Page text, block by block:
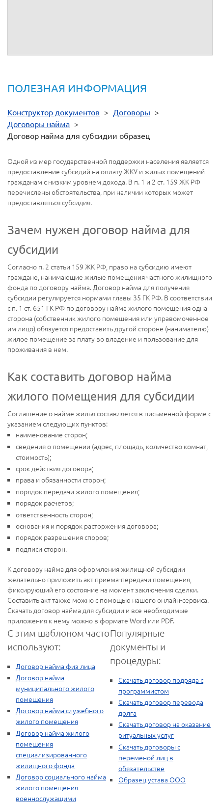
ПОЛЕЗНАЯ ИНФОРМАЦИЯ
Конструктор документов > Договоры >
Договоры найма >
Договор найма для субсидии образец
Одной из мер государственной поддержки населения является
предоставление субсидий на оплату ЖКУ и жилых помещений
гражданам с низким уровнем дохода. В п. 1 и 2 ст. 159 ЖК РФ
перечислены обстоятельства, при наличии которых может
предоставляться субсидия.
Зачем нужен договор найма для
субсидии
Согласно п. 2 статьи 159 ЖК РФ, право на субсидию имеют
граждане, нанимающие жилые помещения частного жилищного
фонда по договору найма. Договор найма для получения
субсидии регулируется нормами главы 35 ГК РФ. В соответствии
с п. 1 ст. 651 ГК РФ по договору найма жилого помещения одна
сторона (собственник жилого помещения или управомоченное
им лицо) обязуется предоставить другой стороне (нанимателю)
жилое помещение за плату во владение и пользование для
проживания в нем.
Как составить договор найма
жилого помещения для субсидии
Соглашение о найме жилья составляется в письменной форме с
указанием следующих пунктов:
наименование сторон;
сведения о помещении (адрес, площадь, количество комнат,
стоимость);
срок действия договора;
права и обязанности сторон;
порядок передачи жилого помещения;
порядок расчетов;
ответственность сторон;
основания и порядок расторжения договора;
порядок разрешения споров;
подписи сторон.
К договору найма для оформления жилищной субсидии
желательно приложить акт приема-передачи помещения,
фиксирующий его состояние на момент заключения сделки.
Составить акт также можно с помощью нашего онлайн-сервиса.
Скачать договор найма для субсидии и все необходимые
приложения к нему можно в формате Word или PDF.
С этим шаблоном часто
используют:
Договор найма физ лица
Договор найма
муниципального жилого
помещения
Договор найма служебного
жилого помещения
Договор найма жилого
помещения
специализированного
жилищного фонда
Договор социального найма
жилого помещения
военнослужащими
Популярные
документы и
процедуры:
Скачать договор подряда с
программистом
Скачать договор перевода
долга
Скачать договор на оказание
ритуальных услуг
Скачать договоры с
переменой лиц в
обязательстве
Образец устава ООО